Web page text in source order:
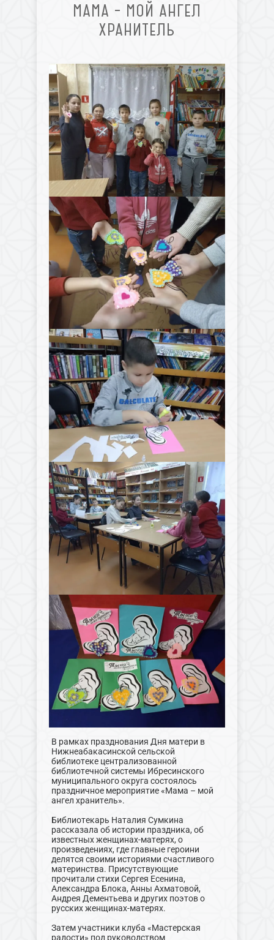
МАМА – МОЙ АНГЕЛ
ХРАНИТЕЛЬ
В рамках празднования Дня матери в
Нижнеабакасинской сельской
библиотеке централизованной
библиотечной системы Ибресинского
муниципального округа состоялось
праздничное мероприятие «Мама – мой
ангел хранитель».
Библиотекарь Наталия Сумкина
рассказала об истории праздника, об
известных женщинах-матерях, о
произведениях, где главные героини
делятся своими историями счастливого
материнства. Присутствующие
прочитали стихи Сергея Есенина,
Александра Блока, Анны Ахматовой,
Андрея Дементьева и других поэтов о
русских женщинах-матерях.
Затем участники клуба «Мастерская
радости» под руководством